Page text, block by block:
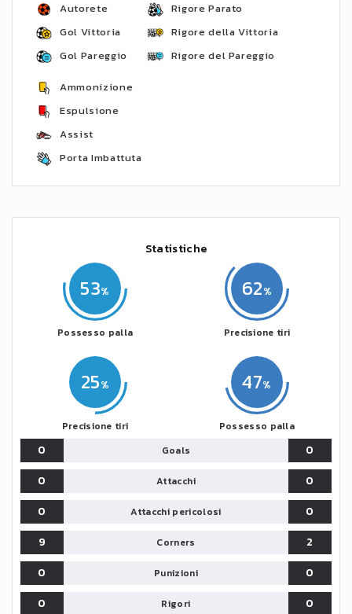
Autorete
Gol Vittoria
Gol Pareggio
Rigore Parato
Rigore della Vittoria
Rigore del Pareggio
Ammonizione
Espulsione
Assist
Porta Imbattuta
Statistiche
53
Possesso palla
25
Precisione tiri
47
Possesso palla
62
Precisione tiri
0 Goals
0
0
Attacchi
0
0
Attacchi pericolosi
0
9
Corners
2
0
Punizioni
0
0
Rigori 0